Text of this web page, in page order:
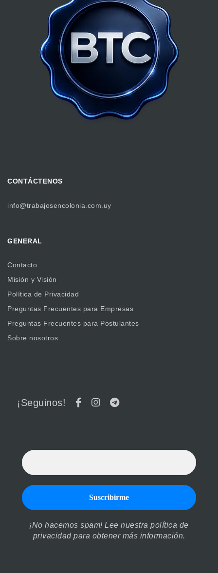
CONTÁCTENOS
info@trabajosencolonia.com.uy
GENERAL
Contacto
Misión y Visión
Política de Privacidad
Preguntas Frecuentes para Empresas
Preguntas Frecuentes para Postulantes
Sobre nosotros
¡Seguinos!
¡No hacemos spam! Lee nuestrapolítica de
privacidadpara obtener más información.